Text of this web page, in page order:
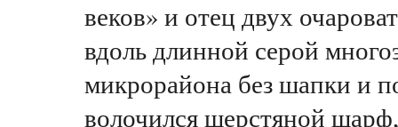
веков» и отец двух
вдоль длинной серой
микрорайона без шапки и
волочился шерстяной